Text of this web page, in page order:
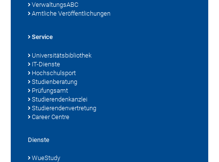
VerwaltungsABC
Amtliche Veröffentlichungen
Service
Universitätsbibliothek
IT-Dienste
Hochschulsport
Studienberatung
Prüfungsamt
Studierendenkanzlei
Studierendenvertretung
Career Centre
Dienste
WueStudy